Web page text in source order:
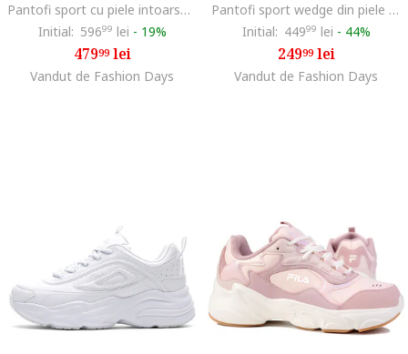
Pantofi sport cu piele intoarsa Ray Tracer, Maro/Crem
Initial: 59699 lei - 19%
47999lei
Vandut de Fashion Days
Pantofi sport wedge din piele ecologica Superbubble, Alb
Initial: 44999 lei - 44%
24999lei
Vandut de Fashion Days